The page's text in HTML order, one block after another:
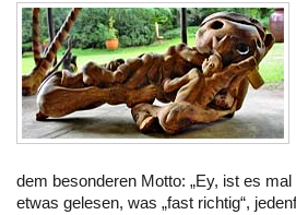
dem besonderen Motto: „Ey, ist es
etwas gelesen, was „fast richtig“,